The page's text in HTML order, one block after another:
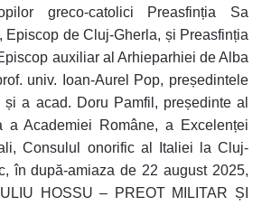
greco-catolici Preasfinția Sa
Episcop de Cluj-Gherla, și Preasfinția
auxiliar al Arhieparhiei de Alba
univ. Ioan-Aurel Pop, președintele
a acad. Doru Pamfil, președinte al
a Academiei Române, a Excelenței
Consulul onorific al Italiei la Cluj-
în după-amiaza de 22 august 2025,
HOSSU – PREOT MILITAR ȘI